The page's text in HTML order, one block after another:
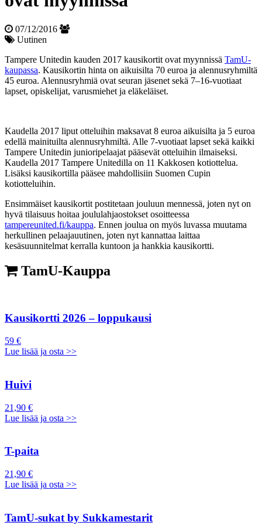
07/12/2016
Uutinen
Tampere Unitedin kauden 2017 kausikortit ovat myynnissä TamU-
kaupassa. Kausikortin hinta on aikuisilta 70 euroa ja alennusryhmiltä
45 euroa. Alennusryhmiä ovat seuran jäsenet sekä 7–16-vuotiaat
lapset, opiskelijat, varusmiehet ja eläkeläiset.
Kaudella 2017 liput otteluihin maksavat 8 euroa aikuisilta ja 5 euroa
edellä mainituilta alennusryhmiltä. Alle 7-vuotiaat lapset sekä kaikki
Tampere Unitedin junioripelaajat pääsevät otteluihin ilmaiseksi.
Kaudella 2017 Tampere Unitedilla on 11 Kakkosen kotiottelua.
Lisäksi kausikortilla pääsee mahdollisiin Suomen Cupin
kotiotteluihin.
Ensimmäiset kausikortit postitetaan jouluun mennessä, joten nyt on
hyvä tilaisuus hoitaa joululahjaostokset osoitteessa
tampereunited.fi/kauppa. Ennen joulua on myös luvassa muutama
herkullinen pelaajauutinen, joten nyt kannattaa laittaa
kesäsuunnitelmat kerralla kuntoon ja hankkia kausikortti.
TamU-Kauppa
Kausikortti 2026 – loppukausi
59 €
Lue lisää ja osta >>
Huivi
21,90 €
Lue lisää ja osta >>
T-paita
21,90 €
Lue lisää ja osta >>
TamU-sukat by Sukkamestarit